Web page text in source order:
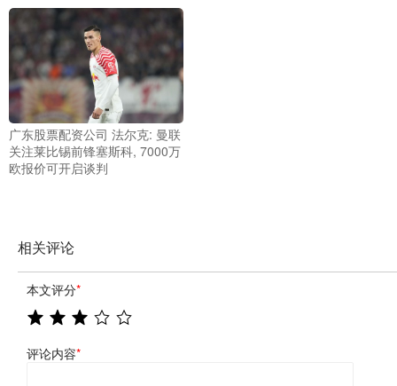
广东股票配资公司 法尔克: 曼联
关注莱比锡前锋塞斯科, 7000万
欧报价可开启谈判
相关评论
本文评分*
评论内容*